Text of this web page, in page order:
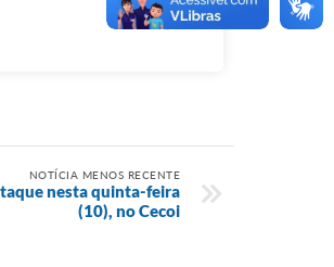
NOTÍCIA MENOS RECENTE
nesta quinta-feira
(10), no Cecoi